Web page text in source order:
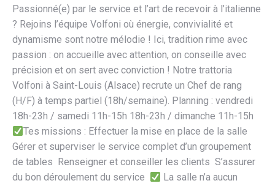
Passionné(e) par le service et l’art de recevoir à l’italienne
? Rejoins l’équipe Volfoni où énergie, convivialité et
dynamisme sont notre mélodie ! Ici, tradition rime avec
passion : on accueille avec attention, on conseille avec
précision et on sert avec conviction ! Notre trattoria
Volfoni à Saint-Louis (Alsace) recrute un Chef de rang
(H/F) à temps partiel (18h/semaine). Planning : vendredi
18h-23h / samedi 11h-15h 18h-23h / dimanche 11h-15h
Tes missions : Effectuer la mise en place de la salle
Gérer et superviser le service complet d’un groupement
de tables Renseigner et conseiller les clients S’assurer
du bon déroulement du service
La salle n’a aucun